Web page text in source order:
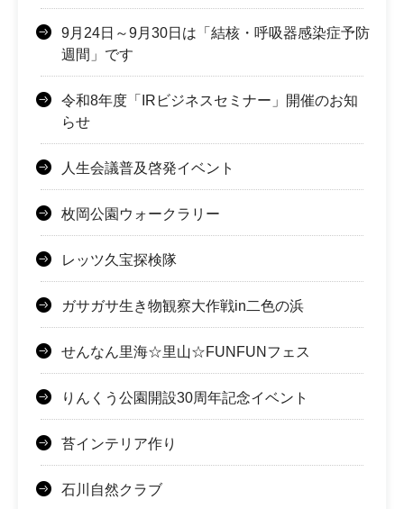
9月24日～9月30日は「結核・呼吸器感染症予防
週間」です
令和8年度「IRビジネスセミナー」開催のお知
らせ
人生会議普及啓発イベント
枚岡公園ウォークラリー
レッツ久宝探検隊
ガサガサ生き物観察大作戦in二色の浜
せんなん里海☆里山☆FUNFUNフェス
りんくう公園開設30周年記念イベント
苔インテリア作り
石川自然クラブ